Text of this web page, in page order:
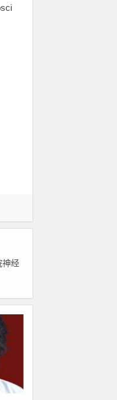
神经